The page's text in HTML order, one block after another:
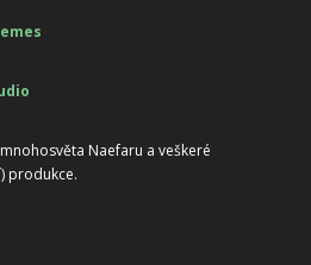
Naefaru a veškeré
produkce.